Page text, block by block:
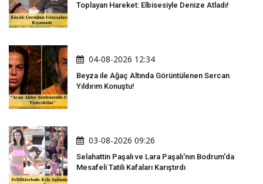
Toplayan Hareket: Elbisesiyle Denize Atladı!
04-08-2026 12:34
Beyza ile Ağaç Altında Görüntülenen Sercan
Yıldırım Konuştu!
03-08-2026 09:26
Selahattin Paşalı ve Lara Paşalı'nın Bodrum'da
Mesafeli Tatili Kafaları Karıştırdı